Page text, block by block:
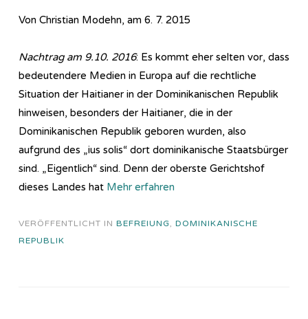
Von Christian Modehn, am 6. 7. 2015
Nachtrag am 9.10. 2016: Es kommt eher selten vor, dass
bedeutendere Medien in Europa auf die rechtliche
Situation der Haitianer in der Dominikanischen Republik
hinweisen, besonders der Haitianer, die in der
Dominikanischen Republik geboren wurden, also
aufgrund des „ius solis“ dort dominikanische Staatsbürger
sind. „Eigentlich“ sind. Denn der oberste Gerichtshof
dieses Landes hat Mehr erfahren
VERÖFFENTLICHT IN BEFREIUNG, DOMINIKANISCHE
REPUBLIK